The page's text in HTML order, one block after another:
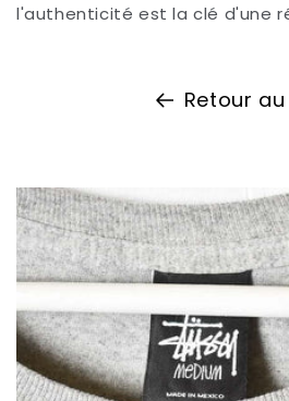
l'authenticité est la clé d'une
Retour